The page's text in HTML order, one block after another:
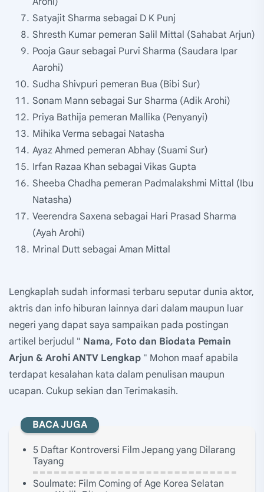
Satyajit Sharma sebagai D K Punj
Shresth Kumar pemeran Salil Mittal (Sahabat Arjun)
Pooja Gaur sebagai Purvi Sharma (Saudara Ipar
Aarohi)
Sudha Shivpuri pemeran Bua (Bibi Sur)
Sonam Mann sebagai Sur Sharma (Adik Arohi)
Priya Bathija pemeran Mallika (Penyanyi)
Mihika Verma sebagai Natasha
Ayaz Ahmed pemeran Abhay (Suami Sur)
Irfan Razaa Khan sebagai Vikas Gupta
Sheeba Chadha pemeran Padmalakshmi Mittal (Ibu
Natasha)
Veerendra Saxena sebagai Hari Prasad Sharma
(Ayah Arohi)
Mrinal Dutt sebagai Aman Mittal
Lengkaplah sudah informasi terbaru seputar dunia aktor,
aktris dan info hiburan lainnya dari dalam maupun luar
negeri yang dapat saya sampaikan pada postingan
artikel berjudul " Nama, Foto dan Biodata Pemain
Arjun & Arohi ANTV Lengkap " Mohon maaf apabila
terdapat kesalahan kata dalam penulisan maupun
ucapan. Cukup sekian dan Terimakasih.
BACA JUGA
5 Daftar Kontroversi Film Jepang yang Dilarang
Tayang
Soulmate: Film Coming of Age Korea Selatan